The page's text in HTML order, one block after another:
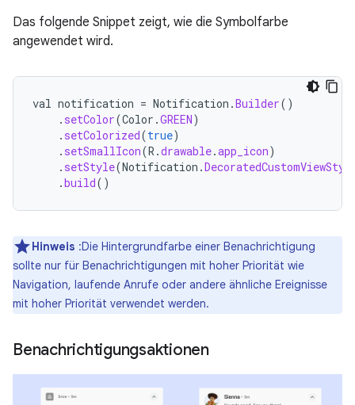
Das folgende Snippet zeigt, wie die Symbolfarbe
angewendet wird.
val notification = Notification .Builder()
. setColor(Color .GREEN)
. setColorized(true)
. setSmallIcon(R .drawable.app_icon)
. setStyle(Notification .
.build()
Hinweis :Die Hintergrundfarbe einer Benachrichtigung
sollte nur für Benachrichtigungen mit hoher Priorität wie
Navigation, laufende Anrufe oder andere ähnliche Ereignisse
mit hoher Priorität verwendet werden.
Benachrichtigungsaktionen